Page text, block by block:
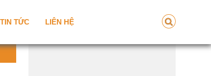
TIN TỨC LIÊN HỆ